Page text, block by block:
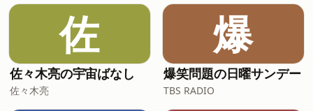
佐
佐々木亮の宇宙ばなし
佐々木亮
爆
爆笑問題の日曜サンデー
TBS RADIO